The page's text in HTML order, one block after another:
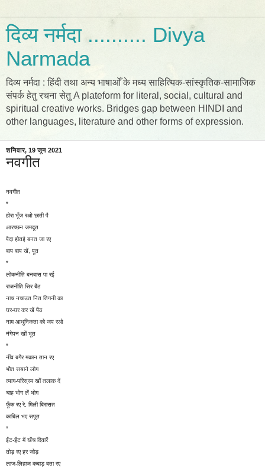
दिव्य नर्मदा .......... Divya
Narmada
दिव्य नर्मदा : हिंदी तथा अन्य भाषाओँ के मध्य साहित्यिक-सांस्कृतिक-सामाजिक
संपर्क हेतु रचना सेतु A plateform for literal, social, cultural and
spiritual creative works. Bridges gap between HINDI and
other languages, literature and other forms of expression.
शनिवार, 19 जून 2021
नवगीत
नवगीत
*
होरा भूँज रओ छाती पै
आरच्छन जमदूत
पैदा होतई बनत जा रए
बाप बाप खें, पूत
*
लोकनीति बनबास पा रई
राजनीति सिर बैठ
नाच नचाउत नित तिगनी का
घर-घर कर खें पैठ
नाम आधुनिकता को जप रओ
नंगेपन खों भूत
*
नींव बगैर मकान तान रए
भौत सयाने लोग
त्याग-परिस्रम खों तलाक दें
चाह भोग लें भोग
फूँक रए रे, मिली बिरासत
काबिल भए सपूत
*
ईंट-ईंट में खेंच दिवारें
तोड़ रए हर जोड़
लाज-लिहाज कबाड़ बता रए